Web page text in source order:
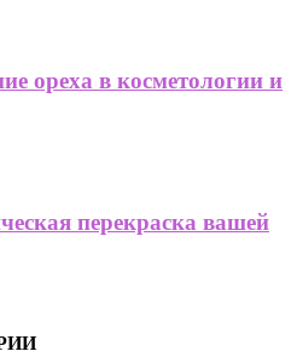
ореха в косметологии и
перекраска вашей